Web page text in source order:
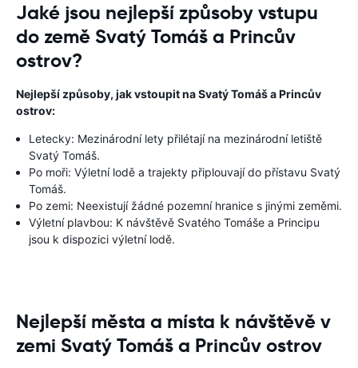
Jaké jsou nejlepší způsoby vstupu
do země Svatý Tomáš a Princův
ostrov?
Nejlepší způsoby, jak vstoupit na Svatý Tomáš a Princův
ostrov:
Letecky: Mezinárodní lety přilétají na mezinárodní letiště
Svatý Tomáš.
Po moři: Výletní lodě a trajekty připlouvají do přístavu Svatý
Tomáš.
Po zemi: Neexistují žádné pozemní hranice s jinými zeměmi.
Výletní plavbou: K návštěvě Svatého Tomáše a Principu
jsou k dispozici výletní lodě.
Nejlepší města a místa k návštěvě v
zemi Svatý Tomáš a Princův ostrov